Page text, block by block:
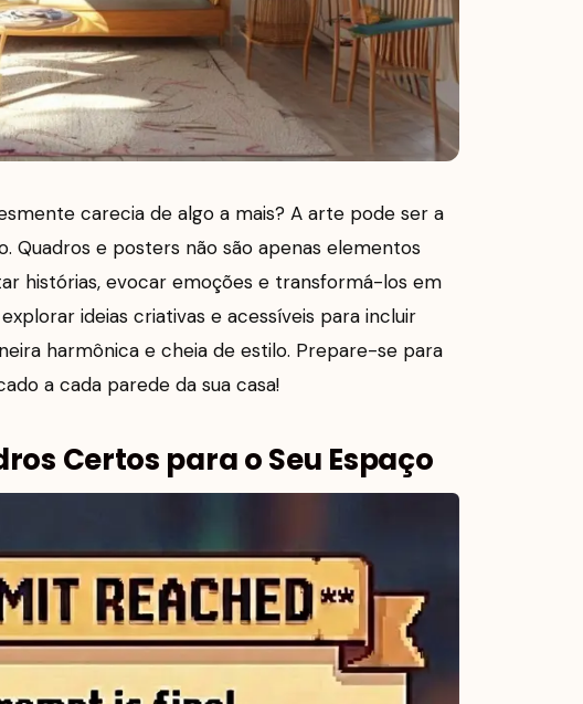
carecia de algo a mais? A arte pode ser a
Quadros e posters não são apenas elementos
histórias, evocar emoções e transformá-los em
ideias criativas e acessíveis para incluir
harmônica e cheia de estilo. Prepare-se para
a cada parede da sua casa!
Certos para o Seu Espaço